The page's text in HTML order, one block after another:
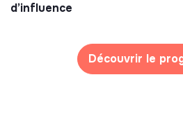
d’influence
Découvrir le